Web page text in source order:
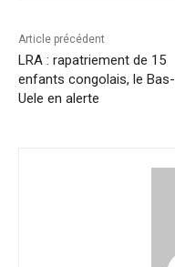
Article précédent
LRA : rapatriement de 15
enfants congolais, le Bas-
Uele en alerte